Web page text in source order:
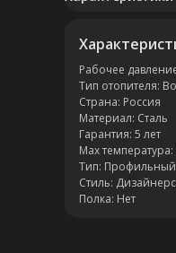
Рабочее
Тип отопителя:
Страна: Россия
Материал: Сталь
Гарантия: 5 лет
Max
Тип: Профильный
Стиль:
Полка: Нет